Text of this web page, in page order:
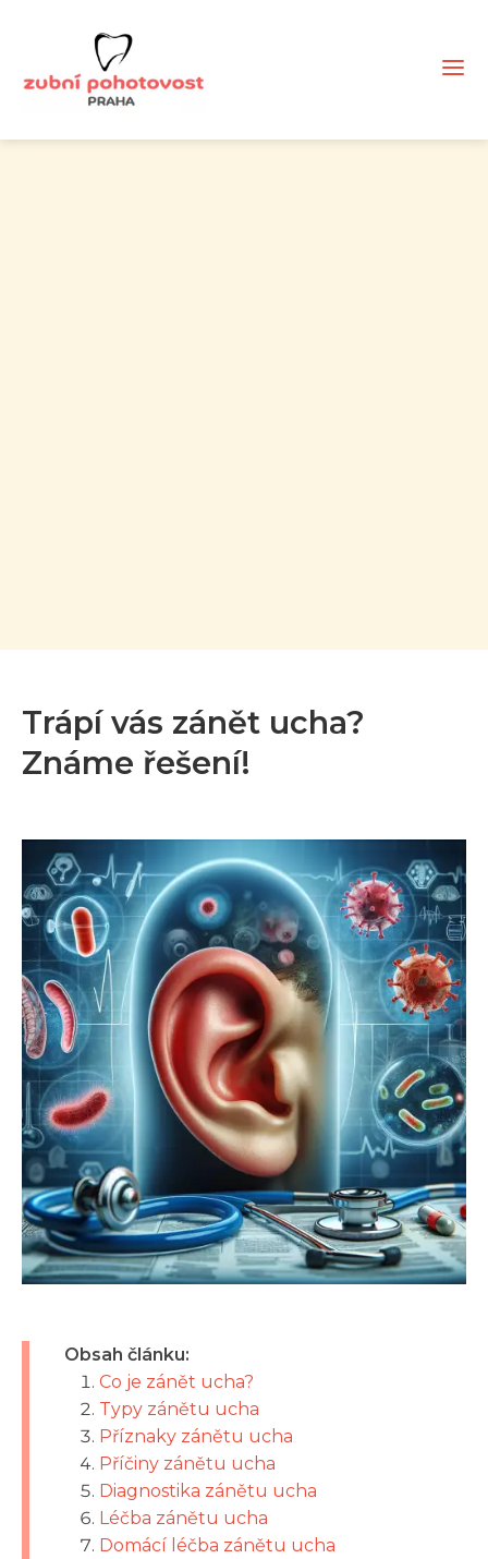
Trápí vás zánět ucha?
Známe řešení!
Obsah článku:
Co je zánět ucha?
Typy zánětu ucha
Příznaky zánětu ucha
Příčiny zánětu ucha
Diagnostika zánětu ucha
Léčba zánětu ucha
Domácí léčba zánětu ucha